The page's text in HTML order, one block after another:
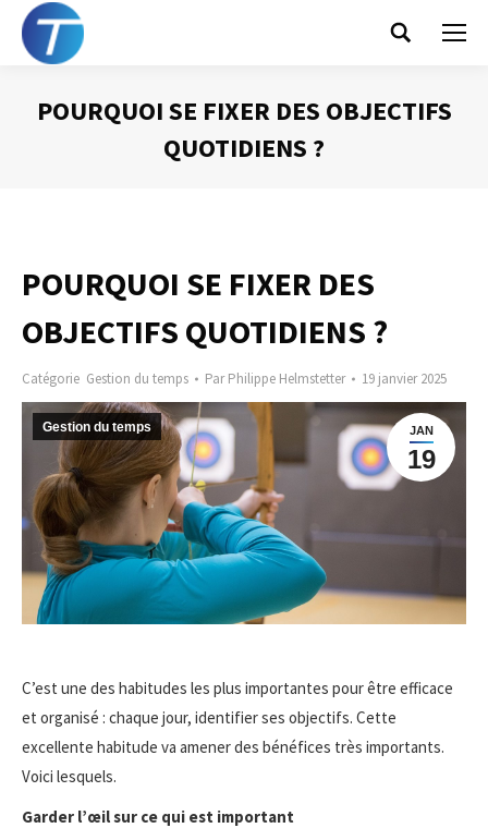
Search:
POURQUOI SE FIXER DES OBJECTIFS
QUOTIDIENS ?
POURQUOI SE FIXER DES
OBJECTIFS QUOTIDIENS ?
Catégorie Gestion du temps ParPhilippe Helmstetter 19 janvier 2025
JAN
19
Gestion du temps
C’est une des habitudes les plus importantes pour être efficace
et organisé : chaque jour, identifier ses objectifs. Cette
excellente habitude va amener des bénéfices très importants.
Voici lesquels.
Garder l’œil sur ce qui est important